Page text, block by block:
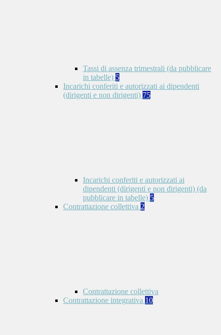
Tassi di assenza trimestrali (da pubblicare
in tabelle) 5
Incarichi conferiti e autorizzati ai dipendenti
(dirigenti e non dirigenti) 75
Incarichi conferiti e autorizzati ai
dipendenti (dirigenti e non dirigenti) (da
pubblicare in tabelle) 5
Contrattazione collettiva 2
Contrattazione collettiva
Contrattazione integrativa 10